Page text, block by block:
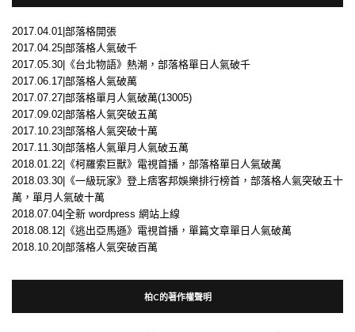
2017.04.01|部落格開張
2017.04.25|部落格人氣破千
2017.05.30|《台北物語》熱潮，部落格單日人氣破千
2017.06.17|部落格人氣破萬
2017.07.27|部落格單月人氣破萬(13005)
2017.09.02|部落格人氣突破五萬
2017.10.23|部落格人氣突破十萬
2017.11.30|部落格人氣單月人氣破五萬
2018.01.22|《柯羅索巨獸》電視首播，部落格單日人氣破萬
2018.03.30|《一級玩家》登上痞客邦娛樂排行榜首，部落格人氣突破五十
萬，單月人氣破十萬
2018.07.04|全新 wordpress 網站上線
2018.08.12|《逃出亞馬遜》電視首播，單篇文章單日人氣破萬
2018.10.20|部落格人氣突破百萬
柏C的著作權聲明